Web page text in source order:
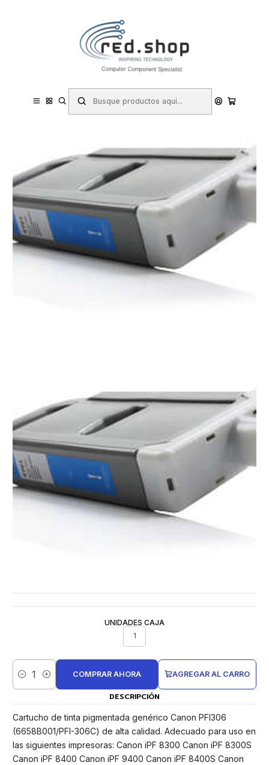
Haga Click Aqui
Consumibles. Canon Tinta (Ink-jet)
Canon PFI306 Cyan Cartucho de Tinta Pigmentada Generico -
Reemplaza 6658B001/PFI-306C
UNIDADES CAJA
1
Cantidad
AGREGAR AL CARRO
COMPRAR AHORA
DESCRIPCIÓN
Cartucho de tinta pigmentada genérico Canon PFI306
(6658B001/PFI-306C) de alta calidad. Adecuado para uso en
las siguientes impresoras: Canon iPF 8300 Canon iPF 8300S
Canon iPF 8400 Canon iPF 9400 Canon iPF 8400S Canon